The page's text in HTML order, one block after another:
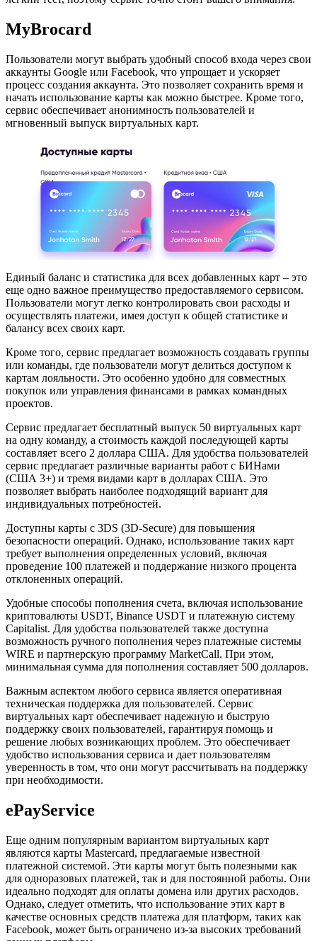
MyBrocard
Пользователи могут выбрать удобный способ входа через свои
аккаунты Google или Facebook, что упрощает и ускоряет
процесс создания аккаунта. Это позволяет сохранить время и
начать использование карты как можно быстрее. Кроме того,
сервис обеспечивает анонимность пользователей и
мгновенный выпуск виртуальных карт.
Единый баланс и статистика для всех добавленных карт – это
еще одно важное преимущество предоставляемого сервисом.
Пользователи могут легко контролировать свои расходы и
осуществлять платежи, имея доступ к общей статистике и
балансу всех своих карт.
Кроме того, сервис предлагает возможность создавать группы
или команды, где пользователи могут делиться доступом к
картам лояльности. Это особенно удобно для совместных
покупок или управления финансами в рамках командных
проектов.
Сервис предлагает бесплатный выпуск 50 виртуальных карт
на одну команду, а стоимость каждой последующей карты
составляет всего 2 доллара США. Для удобства пользователей
сервис предлагает различные варианты работ с БИНами
(США 3+) и тремя видами карт в долларах США. Это
позволяет выбрать наиболее подходящий вариант для
индивидуальных потребностей.
Доступны карты с 3DS (3D-Secure) для повышения
безопасности операций. Однако, использование таких карт
требует выполнения определенных условий, включая
проведение 100 платежей и поддержание низкого процента
отклоненных операций.
Удобные способы пополнения счета, включая использование
криптовалюты USDT, Binance USDT и платежную систему
Capitalist. Для удобства пользователей также доступна
возможность ручного пополнения через платежные системы
WIRE и партнерскую программу MarketCall. При этом,
минимальная сумма для пополнения составляет 500 долларов.
Важным аспектом любого сервиса является оперативная
техническая поддержка для пользователей. Сервис
виртуальных карт обеспечивает надежную и быструю
поддержку своих пользователей, гарантируя помощь и
решение любых возникающих проблем. Это обеспечивает
удобство использования сервиса и дает пользователям
уверенность в том, что они могут рассчитывать на поддержку
при необходимости.
ePayService
Еще одним популярным вариантом виртуальных карт
являются карты Mastercard, предлагаемые известной
платежной системой. Эти карты могут быть полезными как
для одноразовых платежей, так и для постоянной работы. Они
идеально подходят для оплаты домена или других расходов.
Однако, следует отметить, что использование этих карт в
качестве основных средств платежа для платформ, таких как
Facebook, может быть ограничено из-за высоких требований